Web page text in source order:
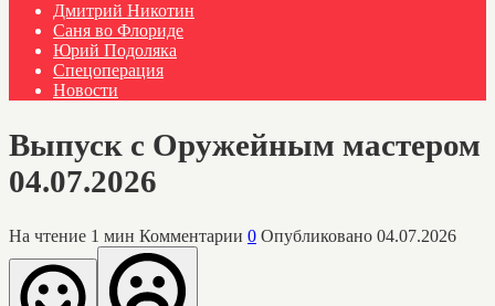
Дмитрий Никотин
Саня во Флориде
Юрий Подоляка
Спецоперация
Новости
Выпуск с Оружейным мастером
04.07.2026
На чтение 1 мин Комментарии 0 Опубликовано 04.07.2026